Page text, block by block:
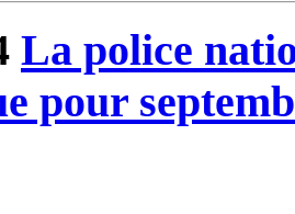
La police
pour